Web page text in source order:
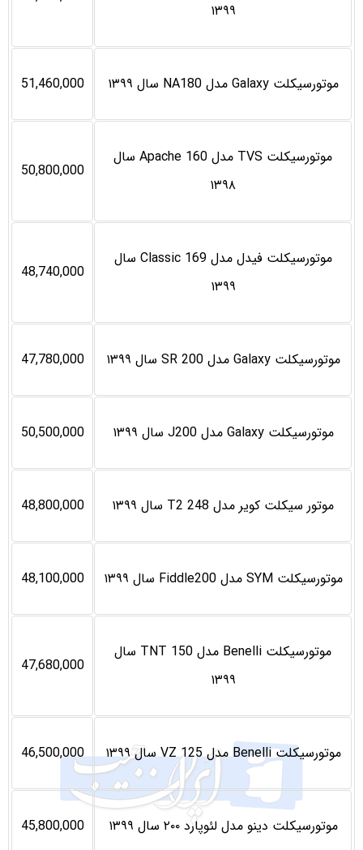
۱۳۹۹
موتورسیکلت Galaxy مدل NA180 سال ۱۳۹۹ 51,460,000
موتورسیکلت TVS مدل Apache 160 سال
۱۳۹۸
50,800,000
موتورسیکلت فیدل مدل Classic 169 سال
۱۳۹۹
48,740,000
موتورسیکلت Galaxy مدل SR 200 سال ۱۳۹۹ 47,780,000
موتورسیکلت Galaxy مدل J200 سال ۱۳۹۹ 50,500,000
موتور سیکلت کویر مدل T2 248 سال ۱۳۹۹ 48,800,000
موتورسیکلت SYM مدل Fiddle200 سال ۱۳۹۹ 48,100,000
موتورسیکلت Benelli مدل TNT 150 سال
۱۳۹۹
47,680,000
موتورسیکلت Benelli مدل VZ 125 سال ۱۳۹۹ 46,500,000
موتورسیکلت دینو مدل لئوپارد ۲۰۰ سال ۱۳۹۹ 45,800,000